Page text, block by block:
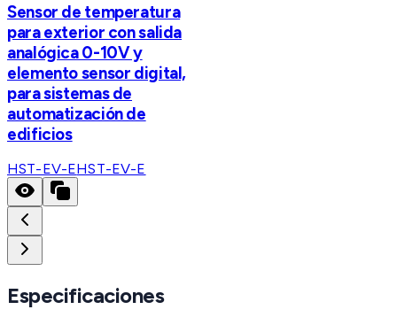
Sensor de temperatura
para exterior con salida
analógica 0-10V y
elemento sensor digital,
para sistemas de
automatización de
edificios
HST-EV-EHST-EV-E
Especificaciones